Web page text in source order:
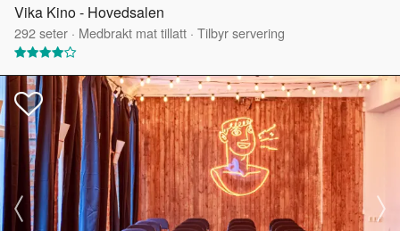
Vika Kino - Hovedsalen
292seter · Medbrakt mat tillatt · Tilbyr servering